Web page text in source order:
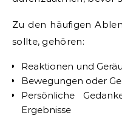
Zu den häufigen
sollte, gehören:
Reaktionen und
Bewegungen oder
Persönliche
Ergebnisse